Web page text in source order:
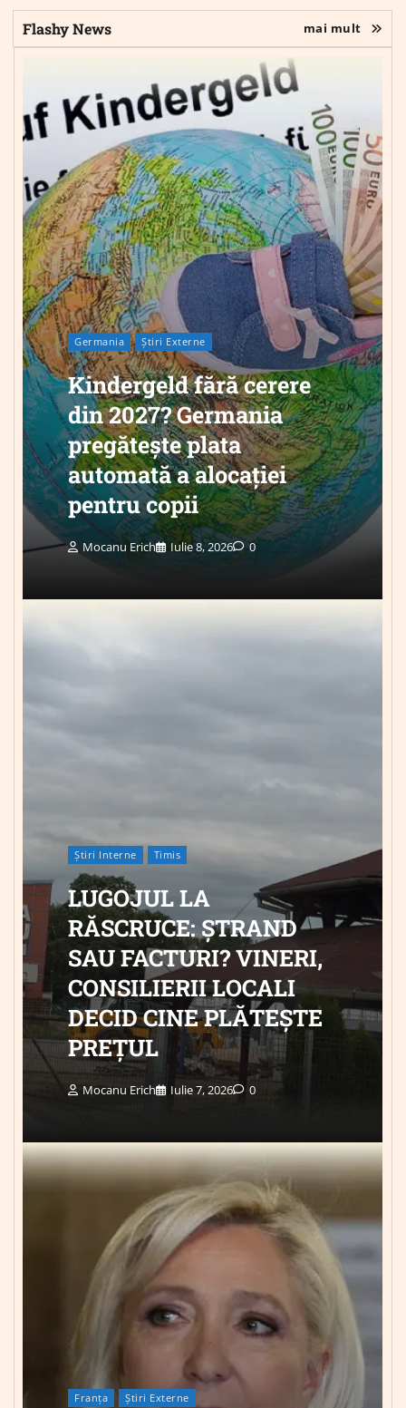
Flashy News mai mult
Germania Știri Externe
Kindergeld fără cerere
din 2027? Germania
pregătește plata
automată a alocației
pentru copii
Mocanu Erich Iulie 8, 2026 0
Știri Interne Timis
LUGOJUL LA
RĂSCRUCE: ȘTRAND
SAU FACTURI? VINERI,
CONSILIERII LOCALI
DECID CINE PLĂTEȘTE
PREȚUL
Mocanu Erich Iulie 7, 2026 0
Franța Știri Externe